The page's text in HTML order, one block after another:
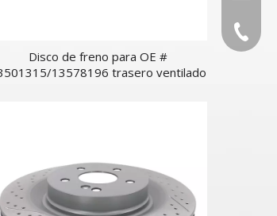
Disco de freno para OE #
13578196 trasero ventilado
0086-